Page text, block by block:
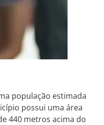
população estimada
possui uma área
440 metros acima do